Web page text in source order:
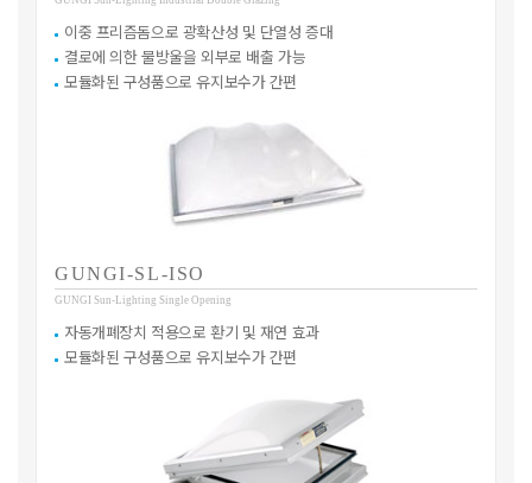
이중 프리즘돔으로 광확산성 및 단열성 증대
결로에 의한 물방울을 외부로 배출 가능
모듈화된 구성품으로 유지보수가 간편
GUNGI-SL-ISO
GUNGI Sun-Lighting Single Opening
자동개폐장치 적용으로 환기 및 재연 효과
모듈화된 구성품으로 유지보수가 간편